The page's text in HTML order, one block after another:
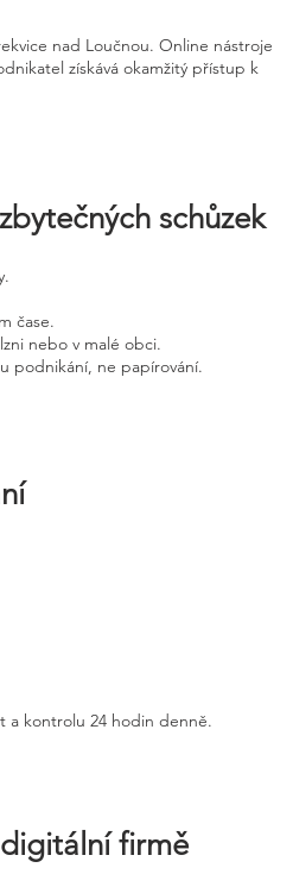
nad Loučnou. Online nástroje
získává okamžitý přístup k
schůzek
čase.
nebo v malé obci.
podnikání, ne papírování.
a kontrolu 24 hodin denně.
firmě